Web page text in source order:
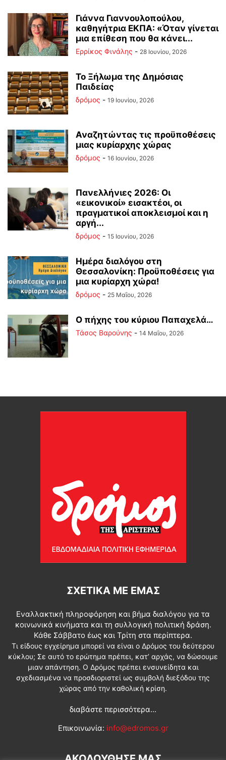
Γιάννα Γιαννουλοπούλου,
καθηγήτρια ΕΚΠΑ: «Όταν γίνεται
μια επίθεση που θα κάνει...
Ερρίκος Φινάλης - 28 Ιουνίου, 2026
Το Ξήλωμα της Δημόσιας
Παιδείας
δρόμος - 19 Ιουνίου, 2026
Αναζητώντας τις προϋποθέσεις
μιας κυρίαρχης χώρας
δρόμος - 16 Ιουνίου, 2026
Πανελλήνιες 2026: Οι
«εικονικοί» εισακτέοι, οι
πραγματικοί αποκλεισμοί και η
αργή...
δρόμος - 15 Ιουνίου, 2026
Ημέρα διαλόγου στη
Θεσσαλονίκη: Προϋποθέσεις για
μια κυρίαρχη χώρα!
δρόμος - 25 Μαΐου, 2026
Ο πήχης του κύριου Παπαχελά…
Τάσος Βαρούνης - 14 Μαΐου, 2026
ΣΧΕΤΙΚΆ ΜΕ ΕΜΆΣ
Εναλλακτική πληροφόρηση και βήμα διαλόγου για τα
κοινωνικά κινήματα και τη συλλογική πολιτική δράση.
Κάθε Σάββατο έως και Τρίτη στα περίπτερα.
Τι είδους εγχείρημα μπορεί να είναι ο Δρόμος του δεύτερου
κύκλου; Σε αυτό το ερώτημα πρέπει, κατ’ αρχάς, να δώσουμε
μιαν απάντηση. Ο Δρόμος πρέπει ενσυνείδητα και
σχεδιασμένα να προσδιοριστεί ως συμβολή διεξόδου της
χώρας από την καθολική κρίση.
διαβάστε περισσότερα...
Επικοινωνία: info@edromos.gr